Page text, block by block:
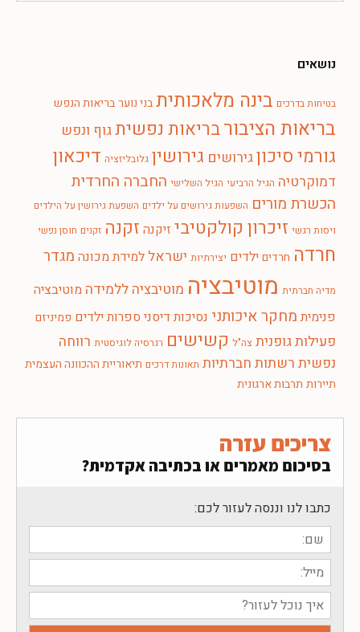
נושאים
בטיחות בדרכים בינה מלאכותיתבני נוערבריאות הנפש
בריאות הציבורבריאות נפשיתגוף ונפש
גורמי סיכוןגירושים גירושין גלובליזציה דיכאון
דמוקרטיה הגיל הרביעי הגיל השלישי החברה החרדית
הכשרת מורים השפעות גירושים על ילדים השפעת גירושין על הילדים
ויסות רגשי זיכרון קולקטיבי זיקנה זקנה זקנים חוסן נפשי
חרדה חרדיםילדים יצירתיות ישראל למידת מכונה מגדר
מדיה חברתית מוטיבציה מוטיבציה ללמידה מוטיבציה
פנימית מחקר איכותני נסיכות דיסניספרות ילדים פמיניזם
פעילות גופנית צה"ל קשישים רגרסיה לוגיסטית רווחה
נפשית רשתות חברתיות תאונות דרכים תיאוריית ההכוונה העצמית
תיירות תרבות ארגונית
צריכים עזרה
בסיכום מאמרים או בכתיבה אקדמית?
כתבו לנו וננסה לעזור לכם: